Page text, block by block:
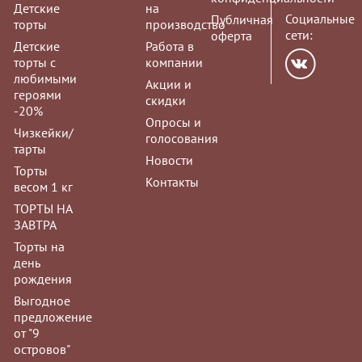
Детские
торты
Детские
торты с
любимыми
героями
-20%
Чизкейки/
тарты
Торты
весом 1 кг
ТОРТЫ НА
ЗАВТРА
Торты на
день
рождения
Выгодное
предложение
от "9
островов"
на
производство
Работа в
компании
Акции и
скидки
Опросы и
голосования
Новости
Контакты
Публичная
оферта
Социальные
сети: